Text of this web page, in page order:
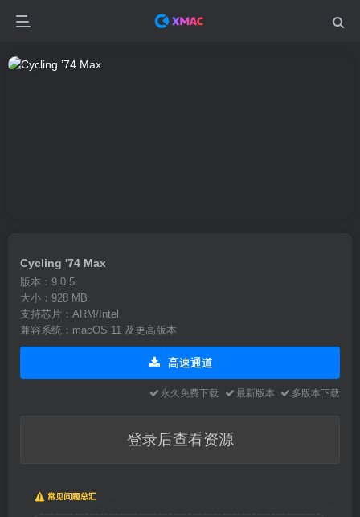
Cycling '74 Max
版本：9.0.5
大小：928 MB
支持芯片：ARM/Intel
兼容系统：macOS 11 及更高版本
高速通道
永久免费下载 最新版本 多版本下载
登录后查看资源